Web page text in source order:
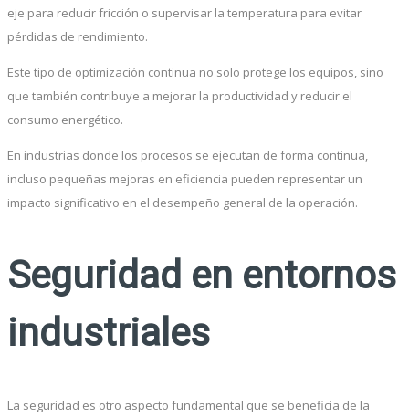
eje para reducir fricción o supervisar la temperatura para evitar
pérdidas de rendimiento.
Este tipo de optimización continua no solo protege los equipos, sino
que también contribuye a mejorar la productividad y reducir el
consumo energético.
En industrias donde los procesos se ejecutan de forma continua,
incluso pequeñas mejoras en eficiencia pueden representar un
impacto significativo en el desempeño general de la operación.
Seguridad en entornos
industriales
La seguridad es otro aspecto fundamental que se beneficia de la